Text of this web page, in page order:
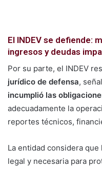
El INDEV se defiende:
ingresos y deudas
Por su parte, el INDEV
jurídico de defensa,
incumplió las
adecuadamente la
reportes técnicos,
La entidad considera
legal y necesaria para